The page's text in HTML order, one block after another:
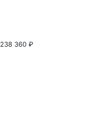
238 360 ₽